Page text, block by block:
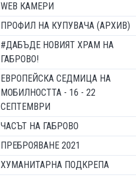
WEB КАМЕРИ
ПРОФИЛ НА КУПУВАЧА (АРХИВ)
#ДАБЪДЕ НОВИЯТ ХРАМ НА
ГАБРОВО!
ЕВРОПЕЙСКА СЕДМИЦА НА
МОБИЛНОСТТА - 16 - 22
СЕПТЕМВРИ
ЧАСЪТ НА ГАБРОВО
ПРЕБРОЯВАНЕ 2021
ХУМАНИТАРНА ПОДКРЕПА